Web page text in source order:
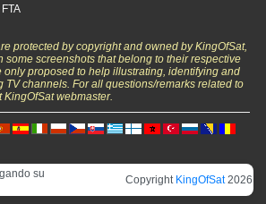
protected by copyright and owned by KingOfSat,
some screenshots that belong to their respective
only proposed to help illustrating, identifying and
TV channels. For all questions/remarks related to
webmaster.
su
Copyright KingOfSat2026